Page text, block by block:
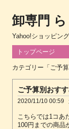
卸専門
Yahoo!ショッピン
トップページ
カテゴリー「ご予
ご予算別おす
2020/11/10 00:59
こちらでは1コあ
100円までの商品